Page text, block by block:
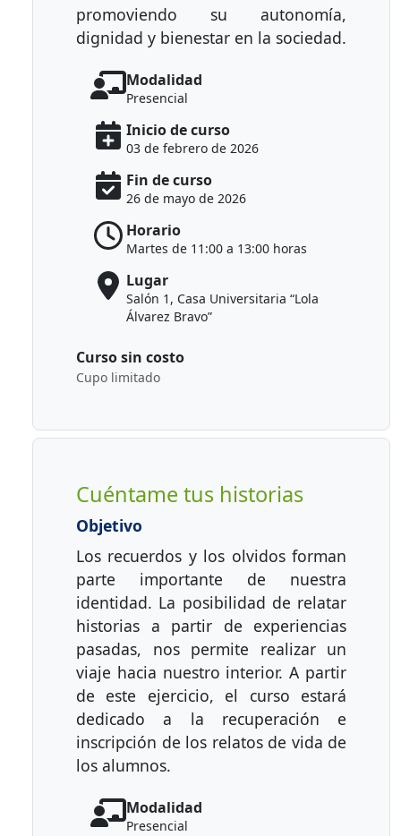
promoviendo su autonomía,
dignidad y bienestar en la sociedad.
Modalidad
Presencial
Inicio de curso
03 de febrero de 2026
Fin de curso
26 de mayo de 2026
Horario
Martes de 11:00 a 13:00 horas
Lugar
Salón 1, Casa Universitaria “Lola
Álvarez Bravo”
Curso sin costo
Cupo limitado
Cuéntame tus historias
Objetivo
Los recuerdos y los olvidos forman
parte importante de nuestra
identidad. La posibilidad de relatar
historias a partir de experiencias
pasadas, nos permite realizar un
viaje hacia nuestro interior. A partir
de este ejercicio, el curso estará
dedicado a la recuperación e
inscripción de los relatos de vida de
los alumnos.
Modalidad
Presencial